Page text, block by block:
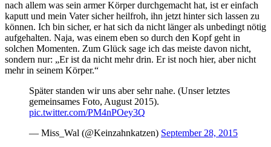
nach allem was sein armer Körper durchgemacht hat, ist er einfach
kaputt und mein Vater sicher heilfroh, ihn jetzt hinter sich lassen zu
können. Ich bin sicher, er hat sich da nicht länger als unbedingt nötig
aufgehalten. Naja, was einem eben so durch den Kopf geht in
solchen Momenten. Zum Glück sage ich das meiste davon nicht,
sondern nur: „Er ist da nicht mehr drin. Er ist noch hier, aber nicht
mehr in seinem Körper.“
Später standen wir uns aber sehr nahe. (Unser letztes
gemeinsames Foto, August 2015).
pic.twitter.com/PM4nPOey3Q
— Miss_Wal (@Keinzahnkatzen) September 28, 2015